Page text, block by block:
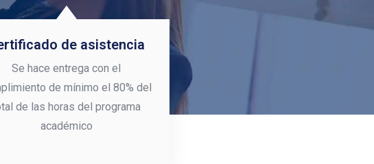
de asistencia
Se hace entrega con el
de mínimo el 80% del
de las horas del programa
académico